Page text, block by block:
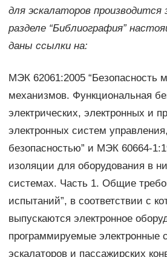
для эскалаторов производится
разделе “Библиография”
даны ссылки на:
МЭК 62061:2005 “Безопасность
механизмов. Функциональная
электрических, электронных и
электронных систем
безопасностью” и МЭК 60664-
изоляции для оборудования в
системах. Часть 1. Общие
испытаний”, в соответствии с
выпускаются электронное
программируемые электронные
эскалаторов и пассажирских